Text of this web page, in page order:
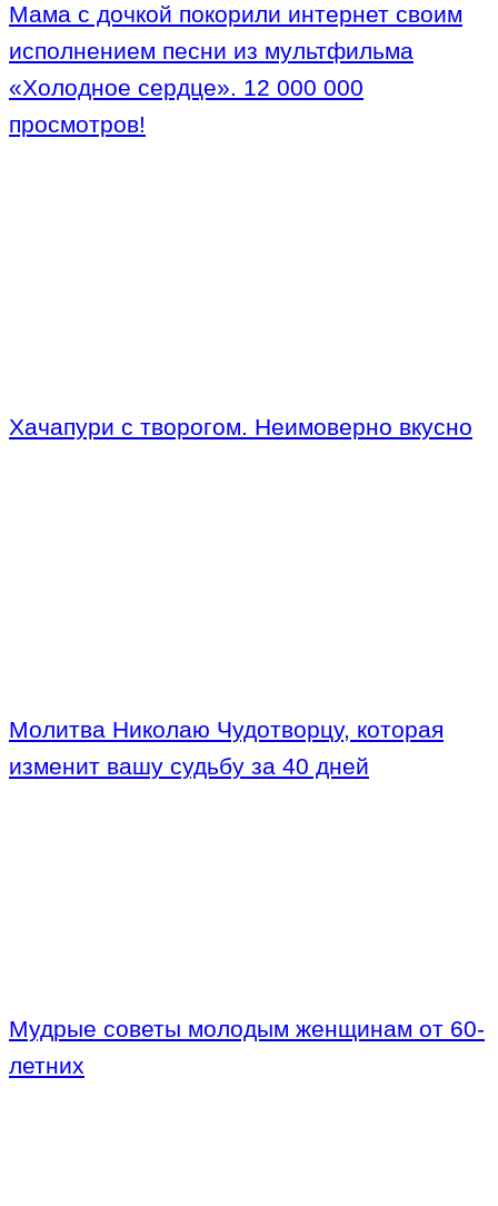
Мама с дочкой покорили интернет своим
исполнением песни из мультфильма
«Холодное сердце». 12 000 000
просмотров!
Хачапури с творогом. Неимоверно вкусно
Молитва Николаю Чудотворцу, которая
изменит вашу судьбу за 40 дней
Мудрые советы молодым женщинам от 60-
летних